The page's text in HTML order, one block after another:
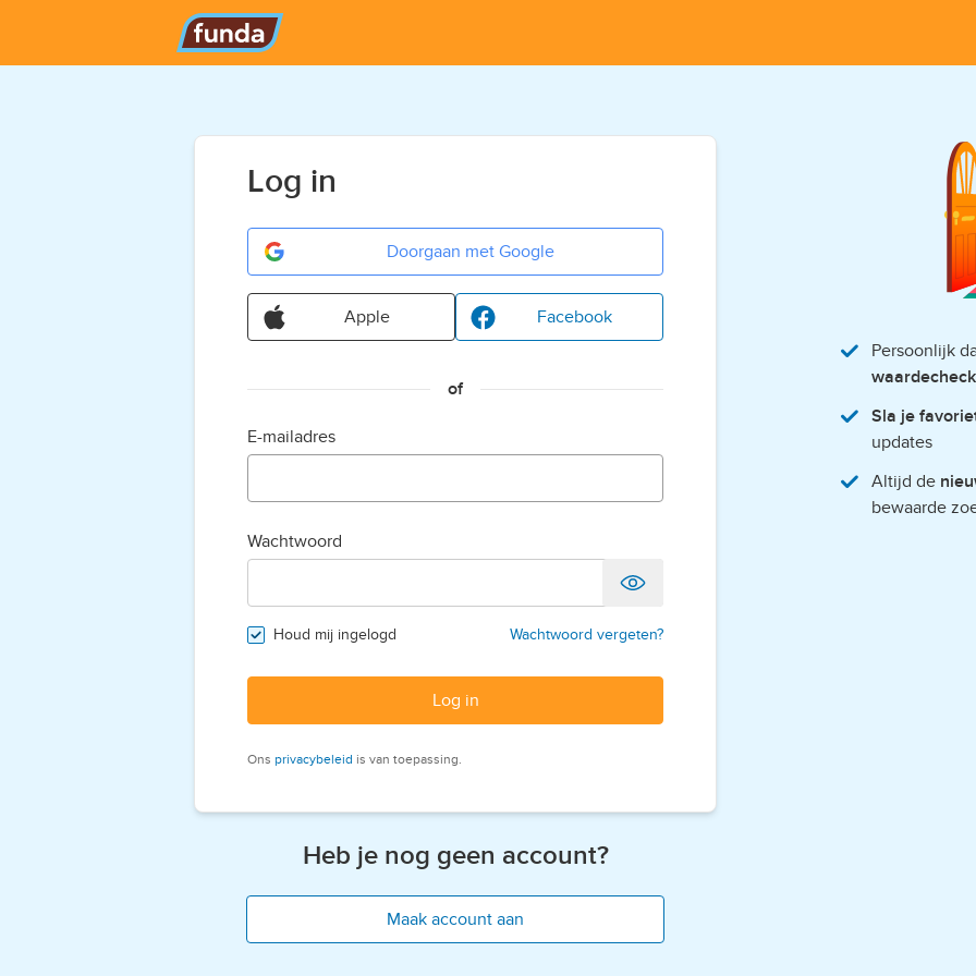
Log in
Doorgaan met Google
Apple Facebook
of
E-mailadres
Wachtwoord
Houd mij ingelogd Wachtwoord vergeten?
Log in
Ons privacybeleid is van toepassing.
Heb je nog geen account?
Maak account aan
Persoonlijk
waardecheck
Sla je
updates
Altijd de
bewaarde